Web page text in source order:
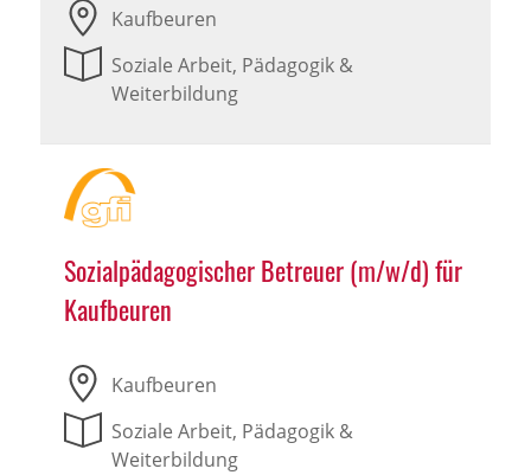
Kaufbeuren
Soziale Arbeit, Pädagogik &
Weiterbildung
Sozialpädagogischer Betreuer (m/w/d) für
Kaufbeuren
Kaufbeuren
Soziale Arbeit, Pädagogik &
Weiterbildung